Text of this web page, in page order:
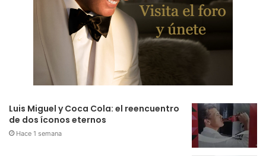
Luis Miguel y Coca Cola: el reencuentro
de dos íconos eternos
Hace 1 semana